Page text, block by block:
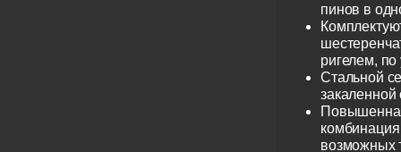
пинов в
ригелем,
Стальной
закаленной
возможных